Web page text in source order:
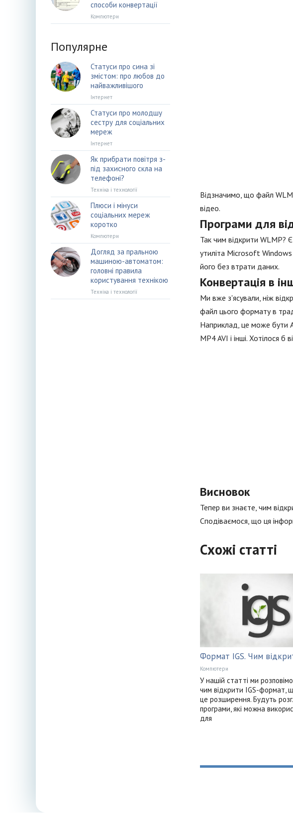
Відзначимо, що файл
відео.
Програми для
Так чим відкрити WLMP?
утиліта Microsoft
його без втрати даних.
Конвертація в
Ми вже з'ясували, ніж
файл цього формату в
Наприклад, це може бути
MP4 AVI і інші. Хотілося
Висновок
Тепер ви знаєте, чим
Сподіваємося, що ця
Схожі статті
Формат IGS. Чим
Компютери
У нашій статті ми
чим відкрити IGS-формат,
це розширення. Будуть
програми, які можна
для
способи конвертації
Компютери
Популярне
Статуси про сина зі
змістом: про любов до
найважливішого
Інтернет
Статуси про молодшу
сестру для соціальних
мереж
Інтернет
Як прибрати повітря з-
під захисного скла на
телефоні?
Техніка і технології
Плюси і мінуси
соціальних мереж
коротко
Компютери
Догляд за пральною
машиною-автоматом:
головні правила
користування технікою
Техніка і технології